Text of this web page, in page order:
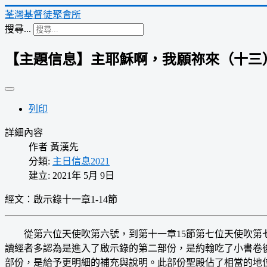
荃灣基督徒聚會所
搜尋...
【主題信息】主耶穌啊，我願祢來（十三
列印
詳細內容
作者 黃漢先
分類: 主日信息2021
建立: 2021年 5月 9日
經文：啟示錄十一章1-14節
從第六位天使吹第六號，到第十一章15節第七位天使吹第
讀經者多認為是進入了啟示錄的第二部份，是約翰吃了小書
部份，是給予更明細的補充與說明。此部份聖殿佔了相當的